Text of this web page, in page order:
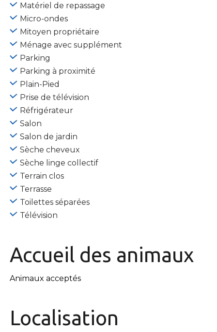
Matériel de repassage
Micro-ondes
Mitoyen propriétaire
Ménage avec supplément
Parking
Parking à proximité
Plain-Pied
Prise de télévision
Réfrigérateur
Salon
Salon de jardin
Sèche cheveux
Sèche linge collectif
Terrain clos
Terrasse
Toilettes séparées
Télévision
Accueil des animaux
Animaux acceptés
Localisation